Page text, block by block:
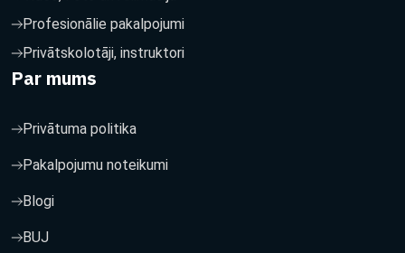
Profesionālie pakalpojumi
Privātskolotāji, instruktori
Par mums
Privātuma politika
Pakalpojumu noteikumi
Blogi
BUJ